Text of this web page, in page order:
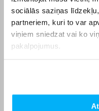
sociālās saziņas
partneriem, kuri to var
viņiem sniedzat vai ko
pakalpojumus.
daudz piederumu ikdienā
Kam piemēroti
Penāļi ir piemēroti bērniem
līdz pat vecākiem
Bigbox
Iegādājoties penāļus,